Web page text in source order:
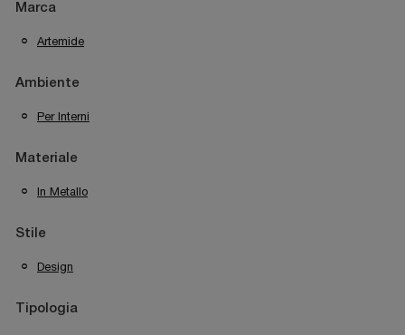
Marca
Artemide
Ambiente
Per Interni
Materiale
In Metallo
Stile
Design
Tipologia